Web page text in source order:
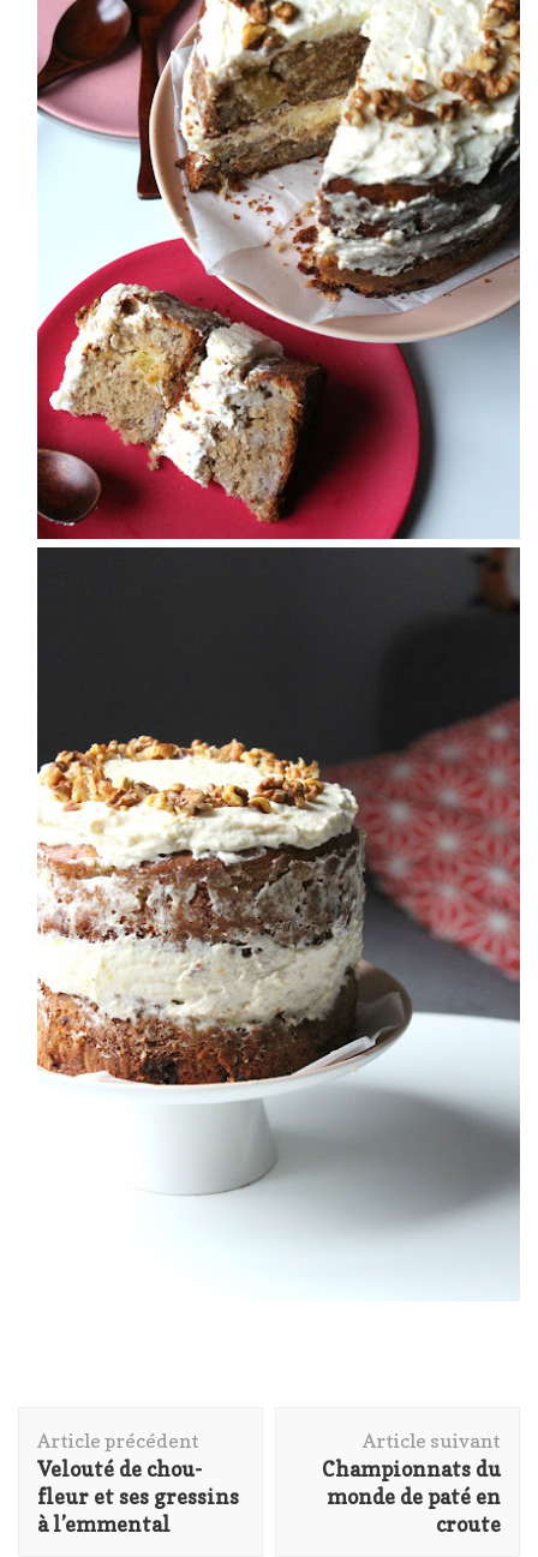
d'article
Article précédent
Velouté de chou-
fleur et ses gressins
à l’emmental
Article suivant
Championnats du
monde de paté en
croute